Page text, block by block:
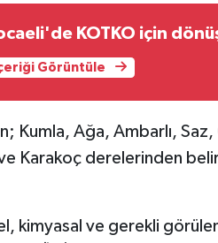
KOTKO için
Görüntüle
Kumla, Ağa, Ambarlı,
Karakoç derelerinden
kimyasal ve gerekli